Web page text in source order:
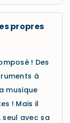
propres
! Des
à
musique
! Mais il
avec sa